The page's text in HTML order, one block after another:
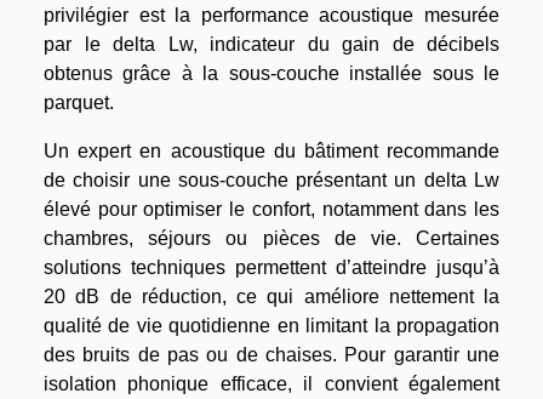
privilégier est la performance acoustique mesurée
par le delta Lw, indicateur du gain de décibels
obtenus grâce à la sous-couche installée sous le
parquet.
Un expert en acoustique du bâtiment recommande
de choisir une sous-couche présentant un delta Lw
élevé pour optimiser le confort, notamment dans les
chambres, séjours ou pièces de vie. Certaines
solutions techniques permettent d’atteindre jusqu’à
20 dB de réduction, ce qui améliore nettement la
qualité de vie quotidienne en limitant la propagation
des bruits de pas ou de chaises. Pour garantir une
isolation phonique efficace, il convient également